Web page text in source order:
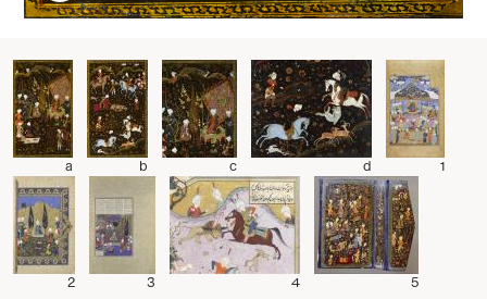
a b c d 1
2 3 4 5